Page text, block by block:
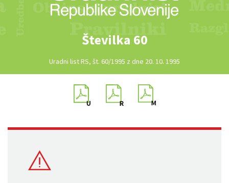
Številka 60
Uradni list RS, št. 60/1995 z dne 20. 10. 1995